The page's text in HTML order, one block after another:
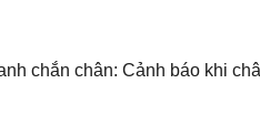
chắn chân: Cảnh báo khi